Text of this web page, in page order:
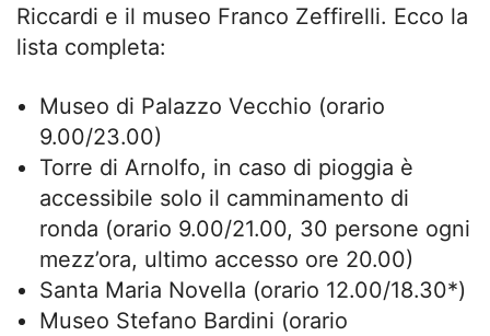
Riccardi e il museo Franco Zeffirelli. Ecco la
lista completa:
Museo di Palazzo Vecchio (orario
9.00/23.00)
Torre di Arnolfo, in caso di pioggia è
accessibile solo il camminamento di
ronda (orario 9.00/21.00, 30 persone ogni
mezz’ora, ultimo accesso ore 20.00)
Santa Maria Novella (orario 12.00/18.30*)
Museo Stefano Bardini (orario